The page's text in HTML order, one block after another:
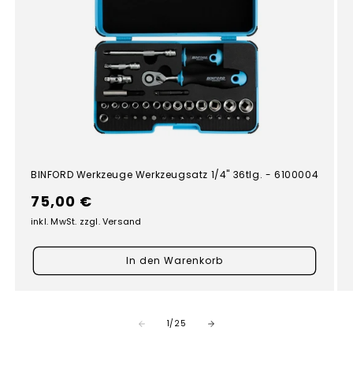
BINFORD Werkzeuge Werkzeugsatz 1/4" 36tlg. - 6100004
Normaler
Preis
75,00 €
inkl. MwSt. zzgl. Versand
In den Warenkorb
1/ von
25